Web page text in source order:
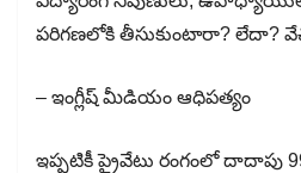
పరిగణలోకి తీసుకుంటారా? లేదా?
– ఇంగ్లీష్ మీడియం ఆధిపత్యం
ఇప్పటికీ ప్రైవేటు రంగంలో దాదాపు